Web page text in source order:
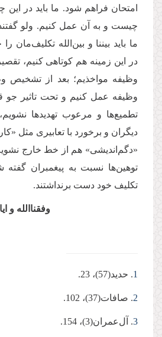
امتحان فراهم شود. ما باید در این
چیست و به آن عمل کنیم. ولو
ما باید بیننا و بین‌الله تکلیف‌مان
در این زمینه هم کوتاهی کنیم،
وظیفه مواخذیم؛ بعد از تشخیص
وظیفه عمل کنیم و تحت تاثیر جو
تطمیع‌‌ها و مرعوب تهدیدها
دیگران و برخورد با تعابیری مثل
«دگم‌‌اندیشی» هم از خط خارج
توهین‌ها نسبت به پیغمبران گفته
تكلیف خود دست برنداشتند.
وفقناالله و
1. حدید(57)، 23.
2. صافات(37)، 102.
3. آل‌عمران(3)، 154.